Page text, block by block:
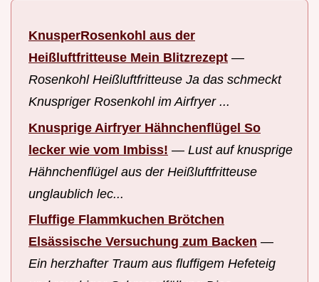
KnusperRosenkohl aus der
Heißluftfritteuse Mein Blitzrezept —
Rosenkohl Heißluftfritteuse Ja das schmeckt
Knuspriger Rosenkohl im Airfryer ...
Knusprige Airfryer Hähnchenflügel So
lecker wie vom Imbiss! — Lust auf knusprige
Hähnchenflügel aus der Heißluftfritteuse
unglaublich lec...
Fluffige Flammkuchen Brötchen
Elsässische Versuchung zum Backen —
Ein herzhafter Traum aus fluffigem Hefeteig